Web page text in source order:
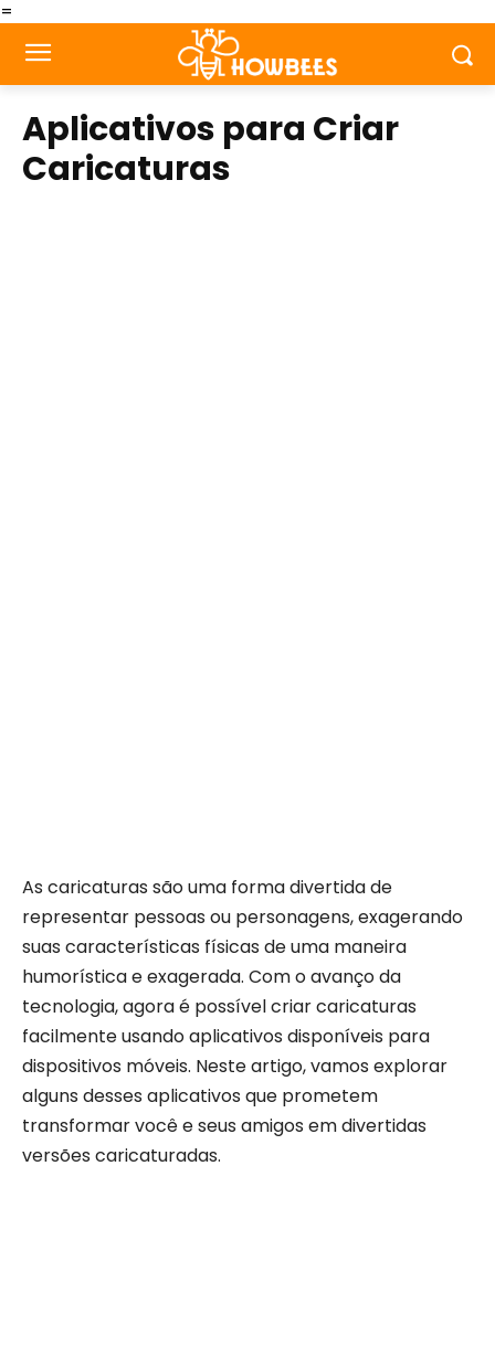
=
Aplicativos para Criar
Caricaturas
As caricaturas são uma forma divertida de
representar pessoas ou personagens, exagerando
suas características físicas de uma maneira
humorística e exagerada. Com o avanço da
tecnologia, agora é possível criar caricaturas
facilmente usando aplicativos disponíveis para
dispositivos móveis. Neste artigo, vamos explorar
alguns desses aplicativos que prometem
transformar você e seus amigos em divertidas
versões caricaturadas.